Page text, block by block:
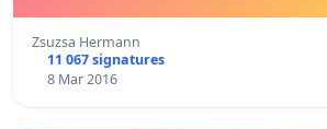
Zsuzsa Hermann
11 067 signatures
8 Mar 2016